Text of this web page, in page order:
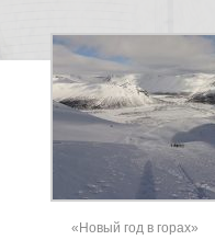
«Новый год в горах»